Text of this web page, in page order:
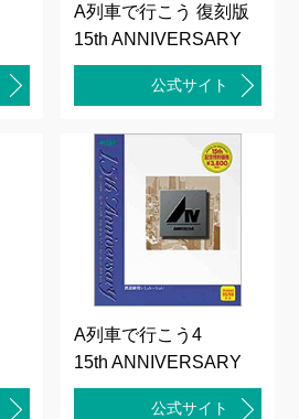
A列車で行こう 復刻版
15th ANNIVERSARY
公式サイト
A列車で行こう4
15th ANNIVERSARY
公式サイト